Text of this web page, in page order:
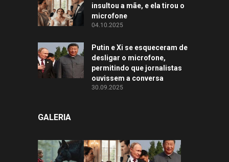
insultou a mãe, e ela tirou o
microfone
04.10.2025
Putin e Xi se esqueceram de
desligar o microfone,
permitindo que jornalistas
ouvissem a conversa
30.09.2025
GALERIA